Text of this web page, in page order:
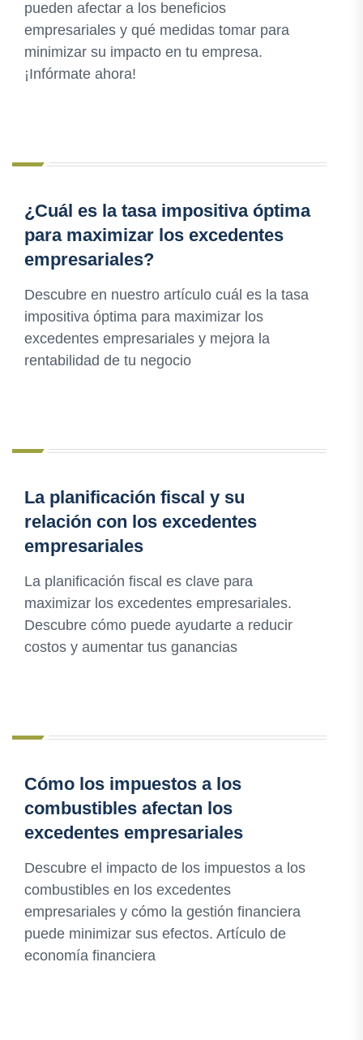
pueden afectar a los beneficios
empresariales y qué medidas tomar para
minimizar su impacto en tu empresa.
¡Infórmate ahora!
¿Cuál es la tasa impositiva óptima
para maximizar los excedentes
empresariales?
Descubre en nuestro artículo cuál es la tasa
impositiva óptima para maximizar los
excedentes empresariales y mejora la
rentabilidad de tu negocio
La planificación fiscal y su
relación con los excedentes
empresariales
La planificación fiscal es clave para
maximizar los excedentes empresariales.
Descubre cómo puede ayudarte a reducir
costos y aumentar tus ganancias
Cómo los impuestos a los
combustibles afectan los
excedentes empresariales
Descubre el impacto de los impuestos a los
combustibles en los excedentes
empresariales y cómo la gestión financiera
puede minimizar sus efectos. Artículo de
economía financiera